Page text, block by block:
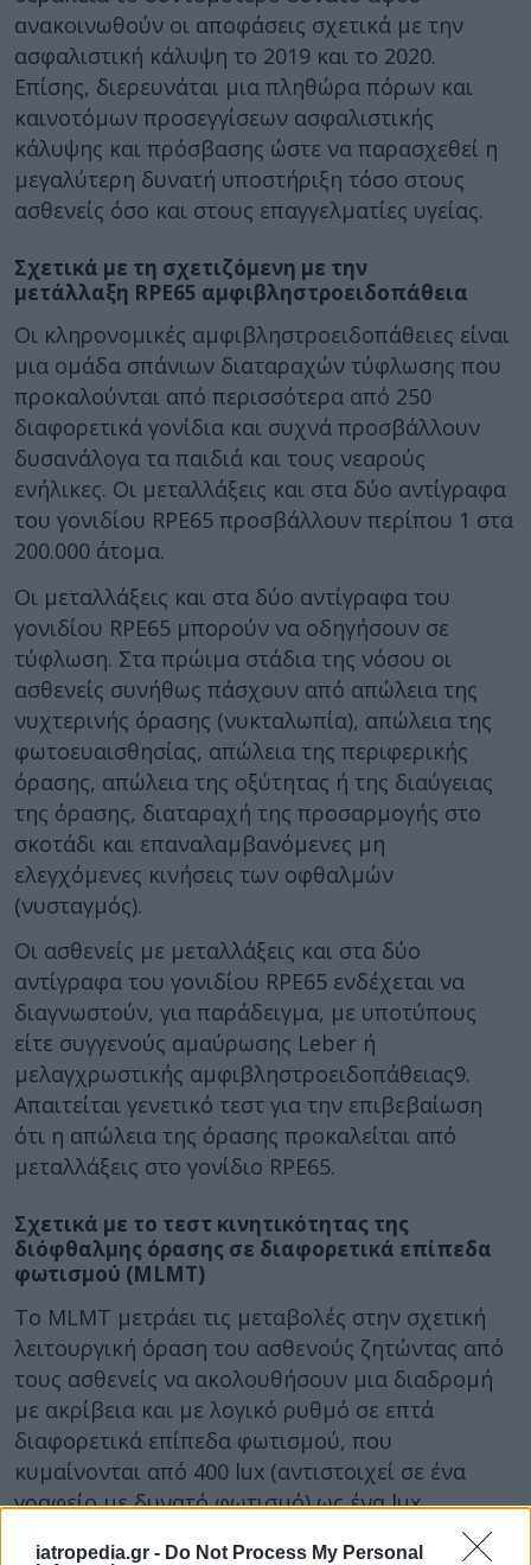
iatropedia.gr - Do Not Process My Personal
ανακοινωθούν οι αποφάσεις σχετικά με την
ασφαλιστική κάλυψη το 2019 και το 2020.
Επίσης, διερευνάται μια πληθώρα πόρων και
καινοτόμων προσεγγίσεων ασφαλιστικής
κάλυψης και πρόσβασης ώστε να παρασχεθεί η
μεγαλύτερη δυνατή υποστήριξη τόσο στους
ασθενείς όσο και στους επαγγελματίες υγείας.
Σχετικά με τη σχετιζόμενη με την
μετάλλαξη RPE65 αμφιβληστροειδοπάθεια
Οι κληρονομικές αμφιβληστροειδοπάθειες είναι
μια ομάδα σπάνιων διαταραχών τύφλωσης που
προκαλούνται από περισσότερα από 250
διαφορετικά γονίδια και συχνά προσβάλλουν
δυσανάλογα τα παιδιά και τους νεαρούς
ενήλικες. Οι μεταλλάξεις και στα δύο αντίγραφα
του γονιδίου RPE65 προσβάλλουν περίπου 1 στα
200.000 άτομα.
Οι μεταλλάξεις και στα δύο αντίγραφα του
γονιδίου RPE65 μπορούν να οδηγήσουν σε
τύφλωση. Στα πρώιμα στάδια της νόσου οι
ασθενείς συνήθως πάσχουν από απώλεια της
νυχτερινής όρασης (νυκταλωπία), απώλεια της
φωτοευαισθησίας, απώλεια της περιφερικής
όρασης, απώλεια της οξύτητας ή της διαύγειας
της όρασης, διαταραχή της προσαρμογής στο
σκοτάδι και επαναλαμβανόμενες μη
ελεγχόμενες κινήσεις των οφθαλμών
(νυσταγμός).
Οι ασθενείς με μεταλλάξεις και στα δύο
αντίγραφα του γονιδίου RPE65 ενδέχεται να
διαγνωστούν, για παράδειγμα, με υποτύπους
είτε συγγενούς αμαύρωσης Leber ή
μελαγχρωστικής αμφιβληστροειδοπάθειας9.
Απαιτείται γενετικό τεστ για την επιβεβαίωση
ότι η απώλεια της όρασης προκαλείται από
μεταλλάξεις στο γονίδιο RPE65.
Σχετικά με το τεστ κινητικότητας της
διόφθαλμης όρασης σε διαφορετικά επίπεδα
φωτισμού (MLMT)
Το MLMT μετράει τις μεταβολές στην σχετική
λειτουργική όραση του ασθενούς ζητώντας από
τους ασθενείς να ακολουθήσουν μια διαδρομή
με ακρίβεια και με λογικό ρυθμό σε επτά
διαφορετικά επίπεδα φωτισμού, που
κυμαίνονται από 400 lux (αντιστοιχεί σε ένα
γραφείο με δυνατό φωτισμό) ως ένα lux